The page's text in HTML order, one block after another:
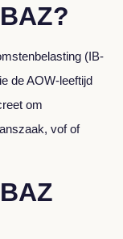
(IB-
de AOW-leeftijd
om
vof of